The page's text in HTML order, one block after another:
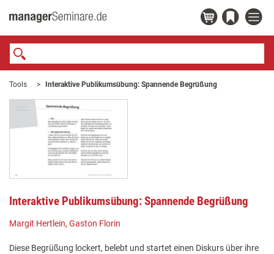
Tools Interaktive Publikumsübung: Spannende Begrüßung
Interaktive Publikumsübung: Spannende Begrüßung
Margit Hertlein, Gaston Florin
Diese Begrüßung lockert, belebt und startet einen Diskurs über ihre